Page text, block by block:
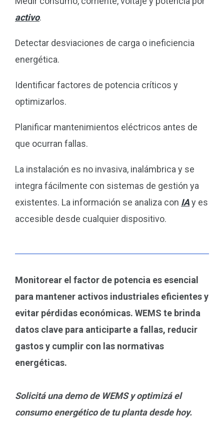
activo.
Detectar desviaciones de carga o ineficiencia
energética.
Identificar factores de potencia críticos y
optimizarlos.
Planificar mantenimientos eléctricos antes de
que ocurran fallas.
La instalación es no invasiva, inalámbrica y se
integra fácilmente con sistemas de gestión ya
existentes. La información se analiza con IAy es
accesible desde cualquier dispositivo.
Monitorear el factor de potencia es esencial
para mantener activos industriales eficientes y
evitar pérdidas económicas. WEMS te brinda
datos clave para anticiparte a fallas, reducir
gastos y cumplir con las normativas
energéticas.
Solicitá una demo de WEMS y optimizá el
consumo energético de tu planta desde hoy.